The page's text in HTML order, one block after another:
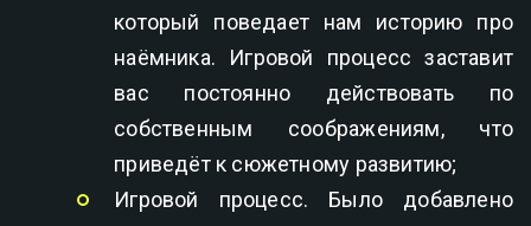
который поведает нам историю про
наёмника. Игровой процесс заставит
вас постоянно действовать по
собственным соображениям, что
приведёт к сюжетному развитию;
Игровой процесс. Было добавлено